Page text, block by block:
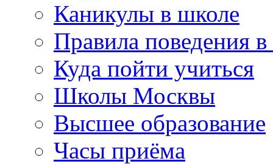
Каникулы в школе
Правила поведения
Куда пойти учиться
Школы Москвы
Высшее образование
Часы приёма